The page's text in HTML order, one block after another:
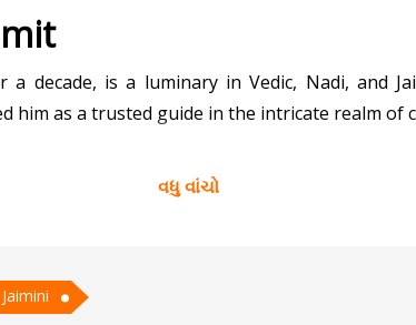
decade, is a luminary in Vedic, Nadi, and
him as a trusted guide in the intricate realm of
decoding the cosmic patterns to offer
disciplines reflects in his ability to provide
વધુ વાંચો
Jaimini